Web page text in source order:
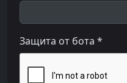
Защита от бота *